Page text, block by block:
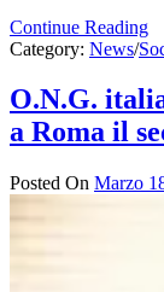
Continue Reading
Category: News/
O.N.G.
a Roma il
Posted On Marzo